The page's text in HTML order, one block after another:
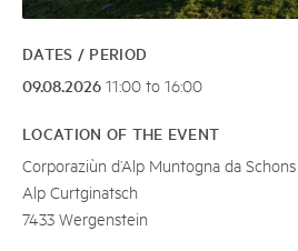
DATES / PERIOD
09.08.2026 11:00 to 16:00
LOCATION OF THE EVENT
Corporaziùn d’Alp Muntogna da Schons
Alp Curtginatsch
7433 Wergenstein